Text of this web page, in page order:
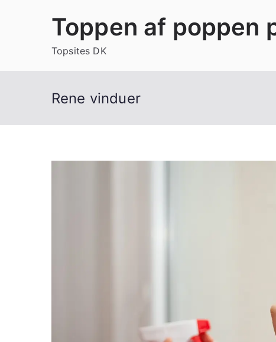
Toppen af poppen
Topsites DK
Rene vinduer